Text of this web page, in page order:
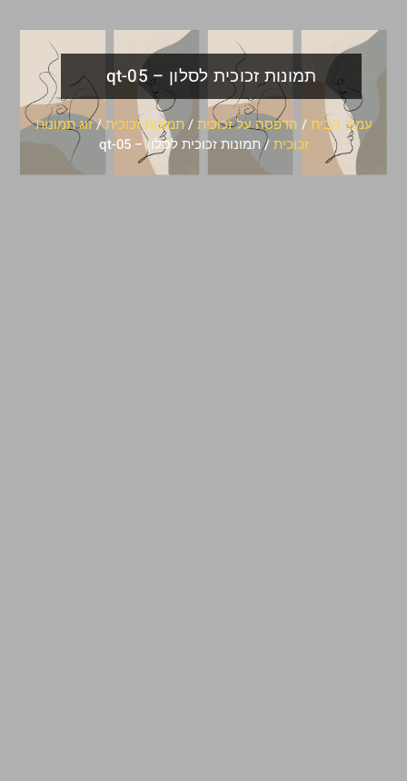
תמונות זכוכית לסלון – qt-05
עמוד הבית/ הדפסה על זכוכית/תמונות זכוכית/זוג תמונות
זכוכית/ תמונות זכוכית לסלון – qt-05